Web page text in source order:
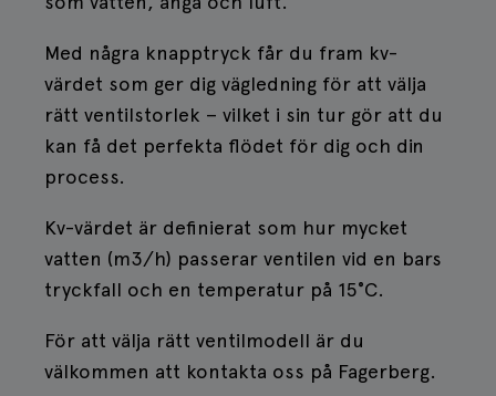
Med några knapptryck får du fram kv-
värdet som ger dig vägledning för att välja
rätt ventilstorlek – vilket i sin tur gör att du
kan få det perfekta flödet för dig och din
process.
Kv-värdet är definierat som hur mycket
vatten (m3/h) passerar ventilen vid en bars
tryckfall och en temperatur på 15°C.
För att välja rätt ventilmodell är du
välkommen att kontakta oss på Fagerberg.